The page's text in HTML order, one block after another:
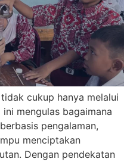
cukup hanya melalui
mengulas bagaimana
pengalaman,
menciptakan
Dengan pendekatan